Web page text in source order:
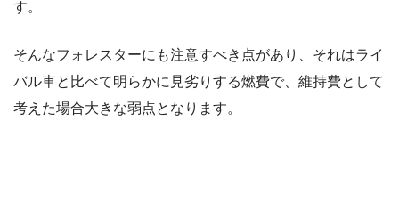
す。
そんなフォレスターにも注意すべき点があり、それはライ
バル車と比べて明らかに見劣りする燃費で、維持費として
考えた場合大きな弱点となります。